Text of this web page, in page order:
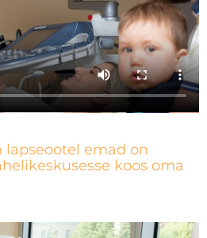
lapseootel emad on
koos oma